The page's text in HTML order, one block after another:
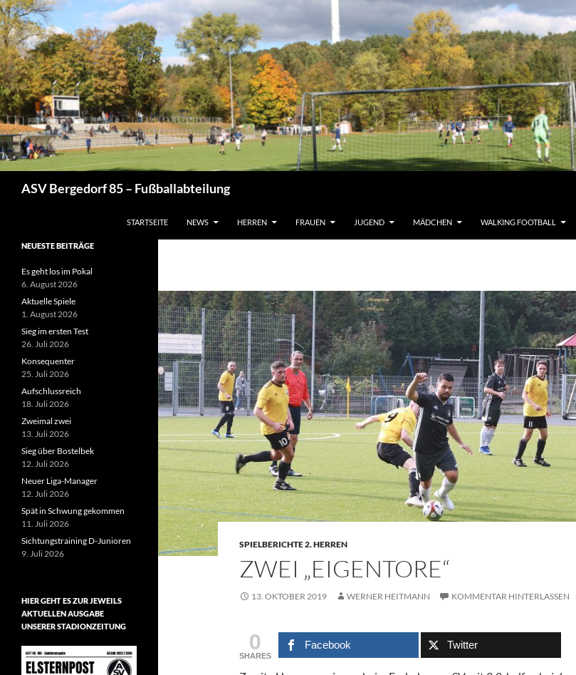
Zum
Inhalt
springen
ASV Bergedorf 85 – Fußballabteilung
STARTSEITE NEWS HERREN FRAUEN JUGEND MÄDCHEN WALKING FOOTBALL
SPIELBERICHTE 2. HERREN
ZWEI „EIGENTORE“
13. OKTOBER 2019 WERNER HEITMANN KOMMENTAR HINTERLASSEN
0
SHARES
Facebook Twitter
NEUESTE BEITRÄGE
Es geht los im Pokal
6. August 2026
Aktuelle Spiele
1. August 2026
Sieg im ersten Test
26. Juli 2026
Konsequenter
25. Juli 2026
Aufschlussreich
18. Juli 2026
Zweimal zwei
13. Juli 2026
Sieg über Bostelbek
12. Juli 2026
Neuer Liga-Manager
12. Juli 2026
Spät in Schwung gekommen
11. Juli 2026
Sichtungstraining D-Junioren
9. Juli 2026
HIER GEHT ES ZUR JEWEILS
AKTUELLEN AUSGABE
UNSERER STADIONZEITUNG